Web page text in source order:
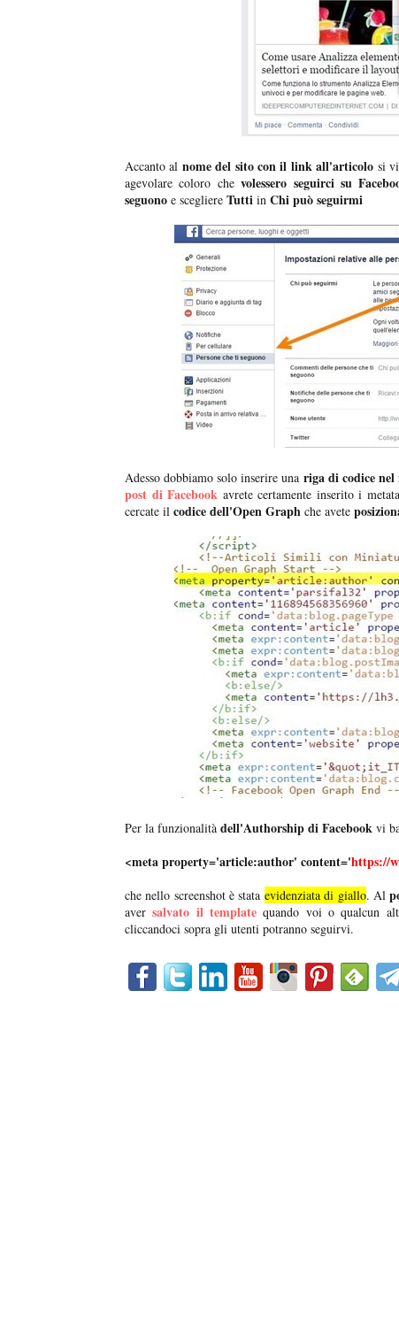
Accanto al nome del sito con il link all'articolo si
agevolare coloro chevolessero seguirci su
seguono e scegliere Tutti in Chi può seguirmi
Adesso dobbiamo solo inserire una riga di codice nel
post di Facebook avrete certamente inserito i
cercate il codice dell'Open Graph che avete
Per la funzionalità dell'Authorship di Facebook vi
<meta property='article:author' content='https://
che nello screenshot è stata evidenziata di giallo. Al
aver salvato il templatequando voi o qualcun
cliccandoci sopra gli utenti potranno seguirvi.